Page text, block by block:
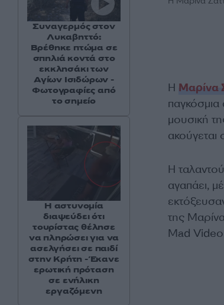
Η Μαρίνα
μουσική
Η
αγαπάει,
της
Mad
Συναγερμός στον
Λυκαβηττό:
Βρέθηκε πτώμα σε
σπηλιά κοντά στο
εκκλησάκι των
Αγίων Ισιδώρων -
Φωτογραφίες από
το σημείο
Η αστυνομία
διαψεύδει ότι
τουρίστας θέλησε
να πληρώσει για να
ασελγήσει σε παιδί
στην Κρήτη - Έκανε
ερωτική πρόταση
σε ενήλικη
εργαζόμενη